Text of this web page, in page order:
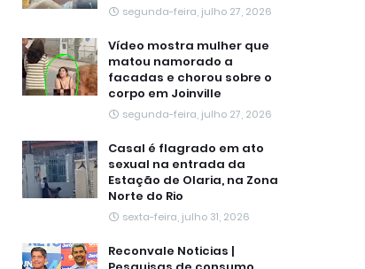
segunda-feira, julho 27, 2026
Vídeo mostra mulher que
matou namorado a
facadas e chorou sobre o
corpo em Joinville
segunda-feira, julho 27, 2026
Casal é flagrado em ato
sexual na entrada da
Estação de Olaria, na Zona
Norte do Rio
sexta-feira, julho 31, 2026
Reconvale Noticias |